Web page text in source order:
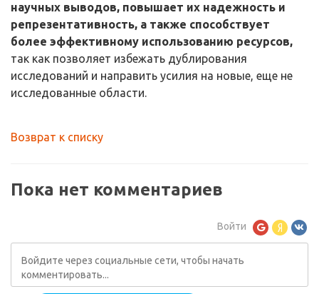
научных выводов, повышает их надежность и
репрезентативность, а также способствует
более эффективному использованию ресурсов,
так как позволяет избежать дублирования
исследований и направить усилия на новые, еще не
исследованные области.
Возврат к списку
Пока нет комментариев
Войти